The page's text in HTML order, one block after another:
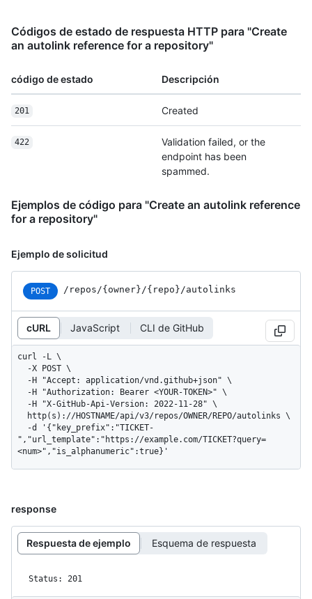
Códigos de estado de respuesta HTTP para "Create
an autolink reference for a repository"
código de estado Descripción
201 Created
422
Validation failed, or the
endpoint has been
spammed.
Ejemplos de código para "Create an autolink reference
for a repository"
Ejemplo de solicitud
POST /repos /{owner} /{repo} /autolinks
cURL JavaScript CLI de GitHub
curl -L \
","url_template":"https://example.com/TICKET?query=
<num>","is_alphanumeric":true}'
response
Respuesta de ejemplo Esquema de respuesta
Status: 201